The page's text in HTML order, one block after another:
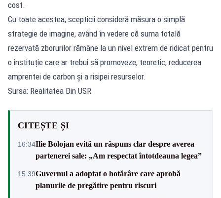
cost.
Cu toate acestea, scepticii consideră măsura o simplă
strategie de imagine, având în vedere că suma totală
rezervată zborurilor rămâne la un nivel extrem de ridicat pentru
o instituție care ar trebui să promoveze, teoretic, reducerea
amprentei de carbon și a risipei resurselor.
Sursa: Realitatea Din USR
CITEȘTE ȘI
16:34Ilie Bolojan evită un răspuns clar despre averea
partenerei sale: „Am respectat întotdeauna legea”
15:39Guvernul a adoptat o hotărâre care aprobă
planurile de pregătire pentru riscuri